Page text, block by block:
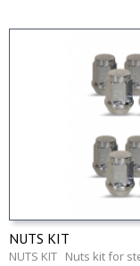
NUTS KIT
NUTS KIT Nuts kit for